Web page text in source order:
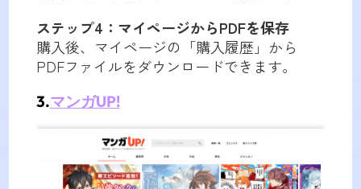
ステップ4：マイページからPDFを保存
購入後、マイページの「購入履歴」から
PDFファイルをダウンロードできます。
3.マンガUP!